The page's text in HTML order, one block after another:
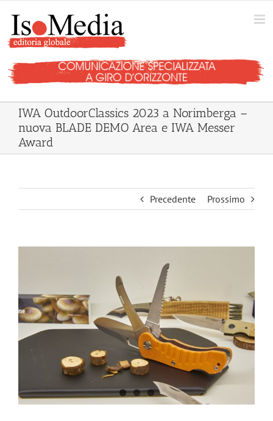
contenuto
IWA OutdoorClassics 2023 a Norimberga –
nuova BLADE DEMO Area e IWA Messer
Award
Precedente Prossimo